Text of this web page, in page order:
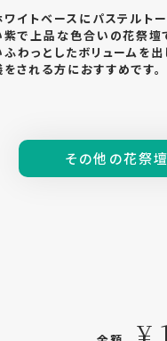
ワイトベースにパステルト
紫で上品な色合いの花祭壇
ふわっとしたボリュームを出
をされる方におすすめです。
その他の花祭
¥